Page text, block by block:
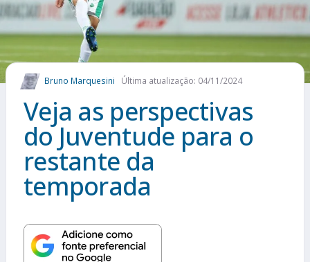
COMO APOSTAR
MAIS ESPORTES
Bruno Marquesini Última atualização: 04/11/2024
Veja as perspectivas
do Juventude para o
restante da
temporada